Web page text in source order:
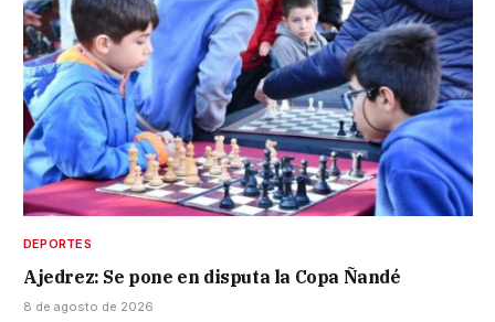
DEPORTES
Ajedrez: Se pone en disputa la Copa Ñandé
8 de agosto de 2026